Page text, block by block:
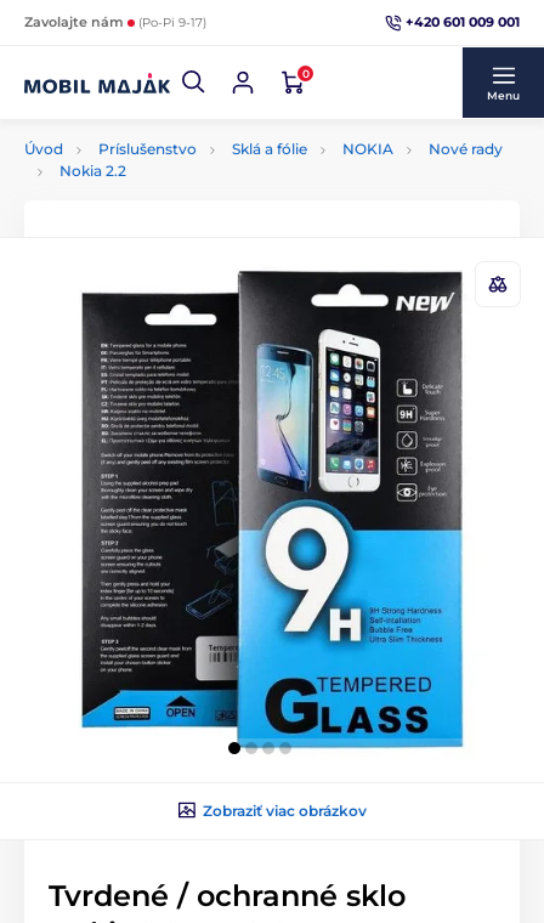
Zavolajte nám (Po-Pi 9-17) +420 601 009 001
0
Menu
Úvod Príslušenstvo Sklá a fólie NOKIA
Nové rady
Nokia 2.2
Zobraziť viac obrázkov
Tvrdené / ochranné sklo